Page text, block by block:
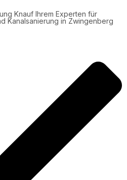
Knauf Ihrem Experten für
Kanalsanierung in Zwingenberg